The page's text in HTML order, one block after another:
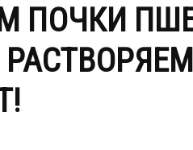
ПОЧКИ